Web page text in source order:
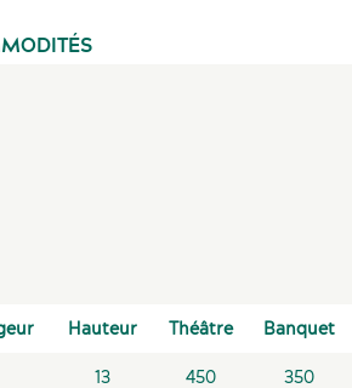
Hauteur Théâtre Banquet
13 450 350